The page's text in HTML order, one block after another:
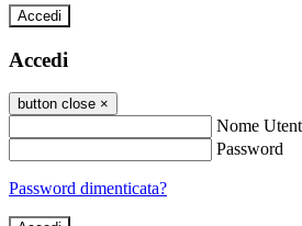
Accedi
Accedi
button close ×
Nome
Password
Password dimenticata?